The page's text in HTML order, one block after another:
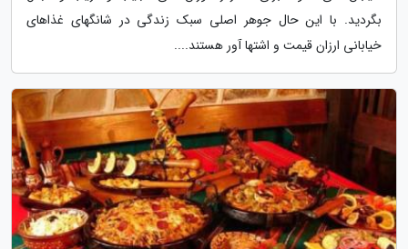
بگردید. با این حال جوهر اصلی سبک زندگی در شانگهای غذاهای
خیابانی ارزان قیمت و اشتها آور هستند....